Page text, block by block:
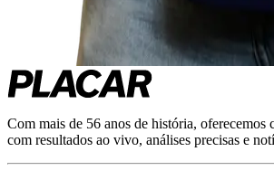
Com mais de 56 anos de história, oferecemos
com resultados ao vivo, análises precisas e